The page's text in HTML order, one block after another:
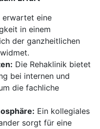
erwartet eine
in einem
der ganzheitlichen
Die Rehaklinik bietet
bei internen und
die fachliche
Ein kollegiales
sorgt für eine